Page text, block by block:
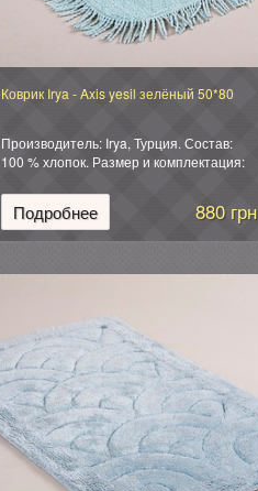
Коврик Irya - Axis yesil зелёный 50*80
Производитель: Irya, Турция. Состав:
100 % хлопок. Размер и комплектация:
фирменная силиконовая.
Подробнее 880 грн